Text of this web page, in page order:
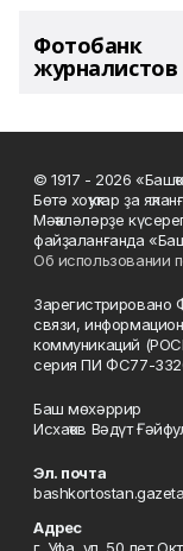
Фотобанк
журналистов
© 1917 - 2026
Бөтә хоҡуҡтар ҙа
Мәҡәләләрҙе
файҙаланғанда
Об использовании
Зарегистрировано
связи,
коммуникаций
серия ПИ ФС77-
Баш мөхәррир
Исхаҡов Вәдүт
Эл. почта
Адрес